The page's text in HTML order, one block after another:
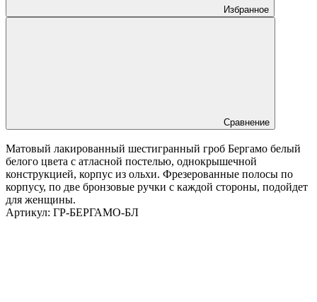
Избранное
Сравнение
Матовый лакированный шестигранный гроб Бергамо белый
белого цвета с атласной постелью, однокрышечной
конструкцией, корпус из ольхи. Фрезерованные полосы по
корпусу, по две бронзовые ручки с каждой стороны, подойдет
для женщины.
Артикул: ГР-БЕРГАМО-БЛ